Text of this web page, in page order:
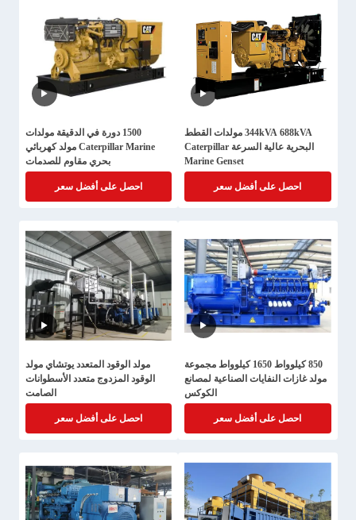
344kVA 688kVA مولدات القطط
البحرية عالية السرعة Caterpillar
Marine Genset
احصل على أفضل سعر
1500 دورة في الدقيقة مولدات
Caterpillar Marine مولد كهربائي
بحري مقاوم للصدمات
احصل على أفضل سعر
850 كيلوواط 1650 كيلوواط مجموعة
مولد غازات النفايات الصناعية لمصانع
الكوكس
احصل على أفضل سعر
مولد الوقود المتعدد يوتشاي مولد
الوقود المزدوج متعدد الأسطوانات
الصامت
احصل على أفضل سعر